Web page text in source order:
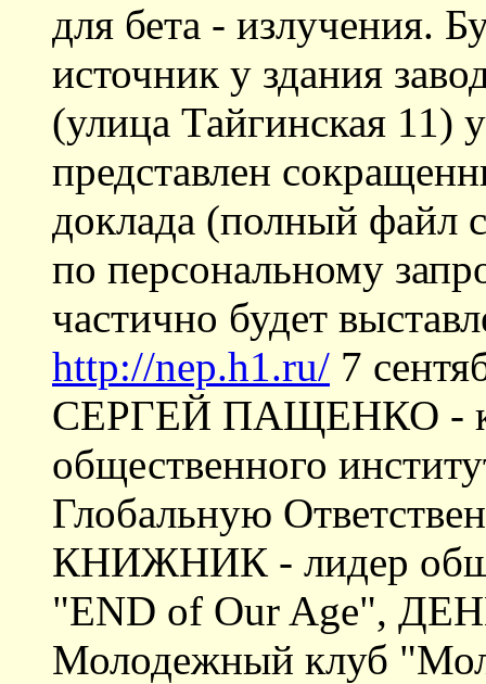
для бета - излучения.
источник у здания
(улица Тайгинская 11)
представлен
доклада (полный файл
по персональному
частично будет
http://nep.h1.ru/ 7
СЕРГЕЙ ПАЩЕНКО -
общественного
Глобальную
КНИЖНИК - лидер
"END of Our Age",
Молодежный клуб